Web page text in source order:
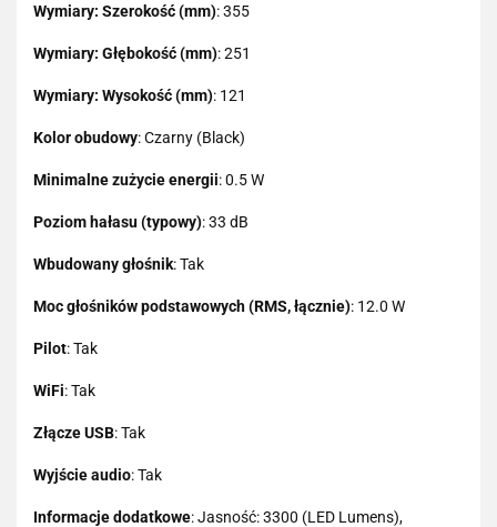
Wymiary: Szerokość (mm): 355
Wymiary: Głębokość (mm): 251
Wymiary: Wysokość (mm): 121
Kolor obudowy: Czarny (Black)
Minimalne zużycie energii: 0.5 W
Poziom hałasu (typowy): 33 dB
Wbudowany głośnik: Tak
Moc głośników podstawowych (RMS, łącznie): 12.0 W
Pilot: Tak
WiFi: Tak
Złącze USB: Tak
Wyjście audio: Tak
Informacje dodatkowe: Jasność: 3300 (LED Lumens),